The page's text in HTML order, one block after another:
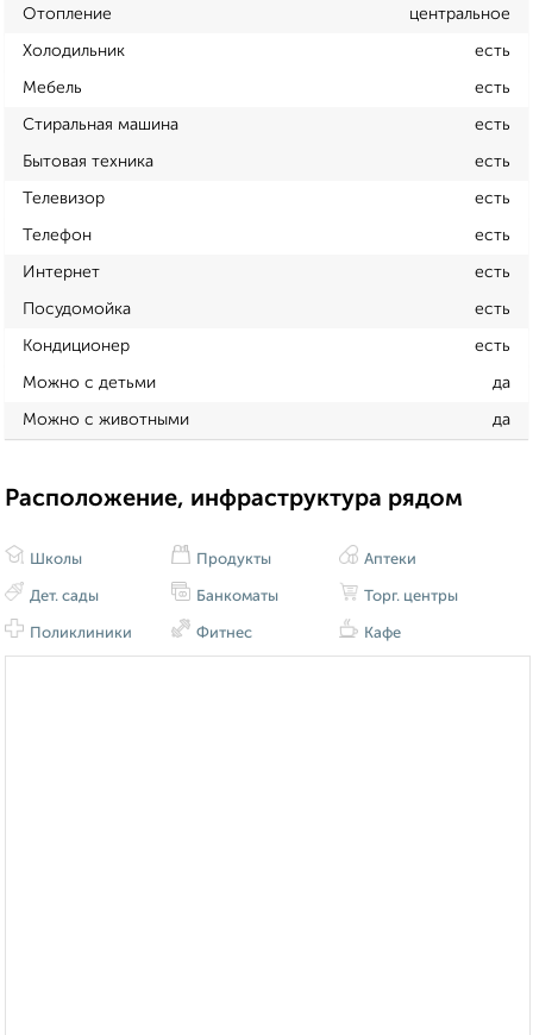
Отопление центральное
Холодильник есть
Мебель есть
Стиральная машина есть
Бытовая техника есть
Телевизор есть
Телефон есть
Интернет есть
Посудомойка есть
Кондиционер есть
Можно с детьми да
Можно с животными да
Расположение, инфраструктура рядом
Школы
Дет. сады
Поликлиники
Продукты
Банкоматы
Фитнес
Аптеки
Торг. центры
Кафе